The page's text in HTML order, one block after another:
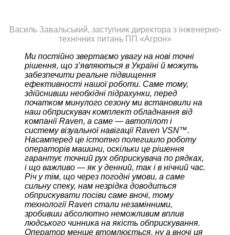
Василь Завальський, заступник директора з інженерно-
технічних питань ПП «Агрон»
Ми постійно звертаємо увагу на нові точні
рішення, що з’являються в Україні й можуть
забезпечити реальне підвищення
ефективності нашої роботи. Саме тому,
здійснивши необхідні підрахунки, перед
початком минулого сезону ми встановили на
наш обприскувач комплект обладнання від
компанії Raven, а саме — автопілот і
систему візуальної навігації Raven VSN™.
Насамперед це істотно полегшило роботу
операторів машини, оскільки це рішення
гарантує точний рух обприскувача по рядках,
і що важливо — як у денний, так і в нічний час.
Річ у тім, що через погодні умови, а саме
сильну спеку, нам незрідка доводиться
обприскувати посіви саме вночі, тому
технології Raven стали незамінними,
зробивши абсолютно неможливим вплив
людського чинника на якість обприскування.
Оператор менше втомлюється, ну а вночі ця